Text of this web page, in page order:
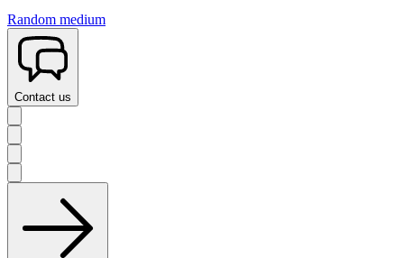
Random medium
Contact us